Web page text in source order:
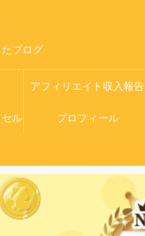
ブログ
アフィリエイト収入報告
ル プロフィール